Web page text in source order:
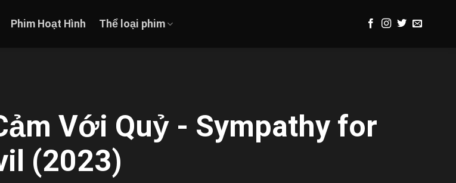
Phim Hoạt Hình Thể loại phim
Với Quỷ - Sympathy for
(2023)